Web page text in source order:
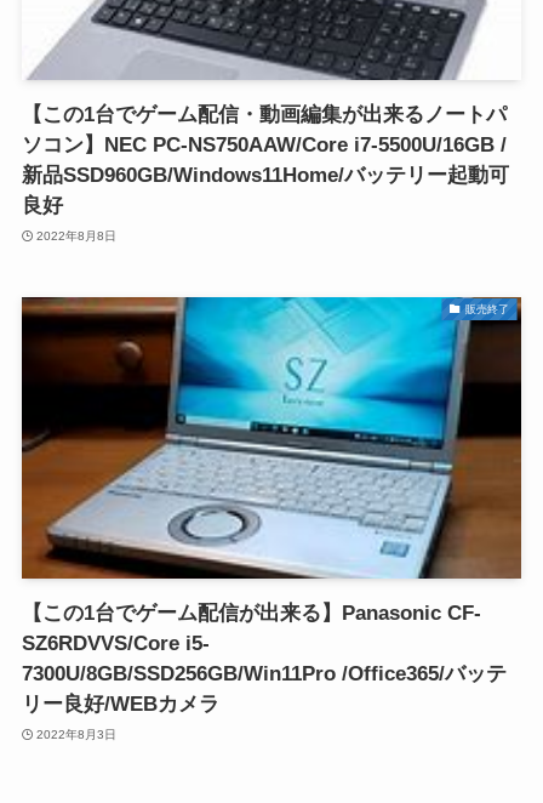
【この1台でゲーム配信・動画編集が出来るノートパ
ソコン】NEC PC-NS750AAW/Core i7-5500U/16GB /
新品SSD960GB/Windows11Home/バッテリー起動可
良好
2022年8月8日
販売終了
【この1台でゲーム配信が出来る】Panasonic CF-
SZ6RDVVS/Core i5-
7300U/8GB/SSD256GB/Win11Pro /Office365/バッテ
リー良好/WEBカメラ
2022年8月3日